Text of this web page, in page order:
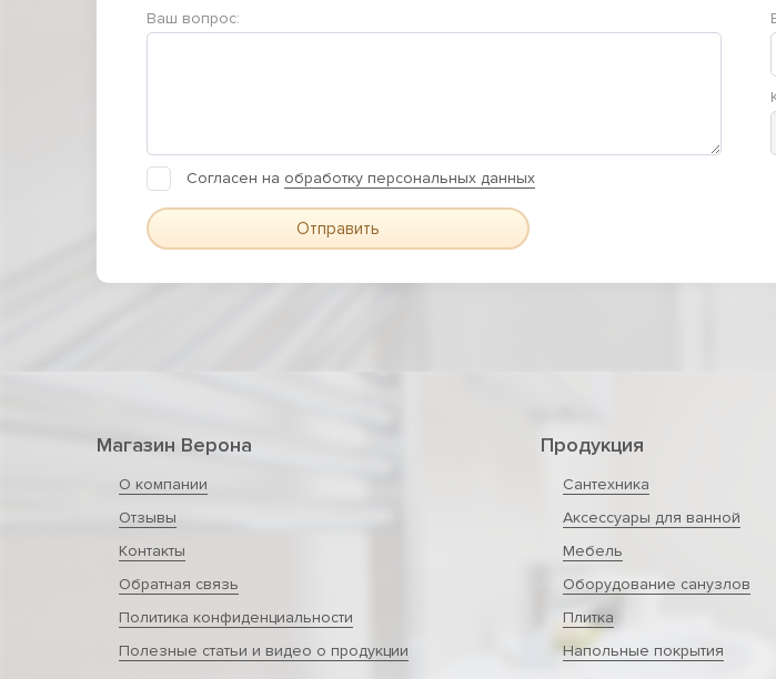
Ваш вопрос:
Согласен на обработку персональных данных
Отправить
Магазин Верона
О компании
Отзывы
Контакты
Обратная связь
Политика конфиденциальности
Полезные статьи и видео о продукции
Продукция
Сантехника
Аксессуары для ванной
Мебель
Оборудование санузлов
Плитка
Напольные покрытия